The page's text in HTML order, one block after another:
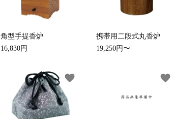
その他
本堂金具・上壇彫物
角型手提香炉
16,830円
携帯用二段式丸香炉
19,250円〜
favorite favorite